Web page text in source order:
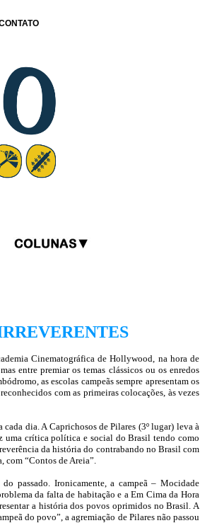
Cinematográfica de Hollywood, na hora de
entre premiar os temas clássicos ou os enredos
as escolas campeãs sempre apresentam os
com as primeiras colocações, às vezes
dia. A Caprichosos de Pilares (3º lugar) leva à
uma crítica política e social do Brasil tendo como
da história do contrabando no Brasil com
com “Contos de Areia”.
passado. Ironicamente, a campeã – Mocidade
da falta de habitação e a Em Cima da Hora
a história dos povos oprimidos no Brasil. A
do povo”, a agremiação de Pilares não passou